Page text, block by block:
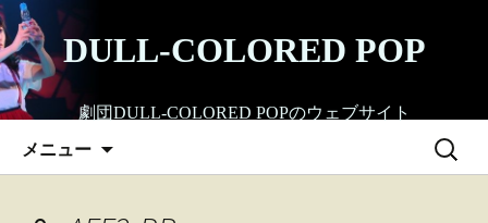
コ
ン
テ
ン
ツ
ス
DULL-COLORED POP
劇団DULL-COLORED POPのウェブサイト
メニュー
検
索: